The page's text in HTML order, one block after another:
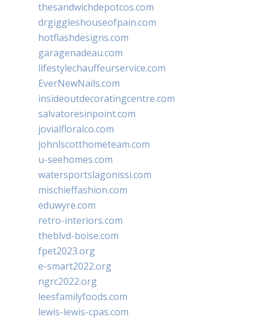
thesandwichdepotcos.com
drgiggleshouseofpain.com
hotflashdesigns.com
garagenadeau.com
lifestylechauffeurservice.com
EverNewNails.com
insideoutdecoratingcentre.com
salvatoresinpoint.com
jovialfloralco.com
johnlscotthometeam.com
u-seehomes.com
watersportslagonissi.com
mischieffashion.com
eduwyre.com
retro-interiors.com
theblvd-boise.com
fpet2023.org
e-smart2022.org
ngrc2022.org
leesfamilyfoods.com
lewis-lewis-cpas.com